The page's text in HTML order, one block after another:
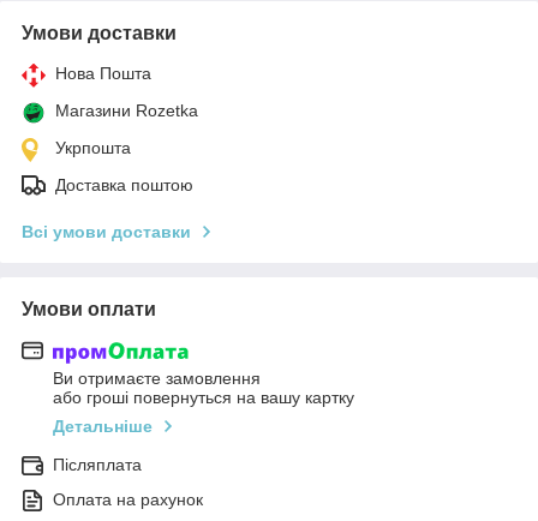
Умови доставки
Нова Пошта
Магазини Rozetka
Укрпошта
Доставка поштою
Всі умови доставки
Умови оплати
Ви отримаєте замовлення
або гроші повернуться на вашу картку
Детальніше
Післяплата
Оплата на рахунок